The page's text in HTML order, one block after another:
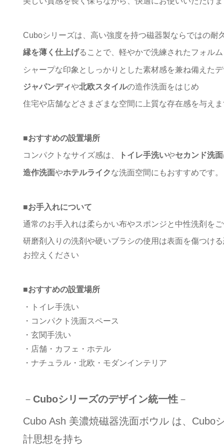
Cuboシリーズは、高い強度を持つ磁器製ならではの耐
縁を薄く仕上げることで、軽やかで洗練されたフォル
シャープな印象としっかりとした素材感を兼ね備えた
ジャパンディや北欧スタイルの造作洗面をはじめ
住宅や店舗などさまざまな空間に上質な存在感を与え
■おすすめの設置場所
コンパクトなサイズ感は、 トイレ手洗いやセカンド洗面
造作洗面やホテルライクな洗面空間にもおすすめです。
■お手入れについて
通常のお手入れは柔らかい布やスポンジと中性洗剤を
研磨剤入りの洗剤や硬いブラシの使用は表面を傷つけ
お控えください
■おすすめの設置場所
・トイレ手洗い
・コンパクト洗面スペース
・玄関手洗い
・店舗・カフェ・ホテル
・ナチュラル・北欧・モダンインテリア
－ Cuboシリーズのデザイン統一性 －
Cubo Ash 美濃焼磁器洗面ボウル は、Cubo
計思想を持ち